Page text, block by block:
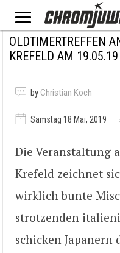
OLDTIMERTREFFEN
KREFELD AM 19.05.19
by Christian Koch
Samstag 18 Mai, 2019
Die Veranstaltung
Krefeld zeichnet
wirklich bunte
strotzenden
schicken Japanern